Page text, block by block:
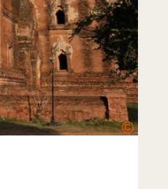
©